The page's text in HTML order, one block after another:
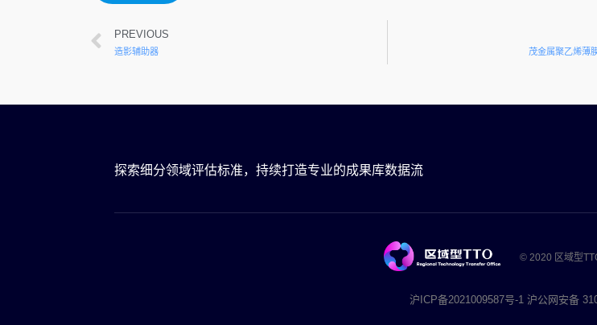
PREVIOUS
造影辅助器 茂金属聚乙烯薄
探索细分领域评估标准，持续打造专业的成果库数据流
© 2020 区域型
沪ICP备2021009587号-1 沪公网安备